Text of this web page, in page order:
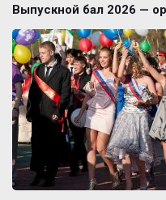
Выпускной бал 2026 —